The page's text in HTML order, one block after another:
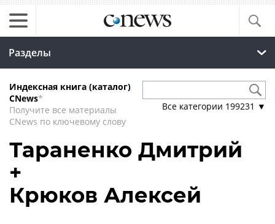
Разделы
Индексная книга (каталог)
CNews*
Получите все материалы
CNews по ключевому слову
Все категории 199231 ▼
Тараненко Дмитрий
+
Крюков Алексей